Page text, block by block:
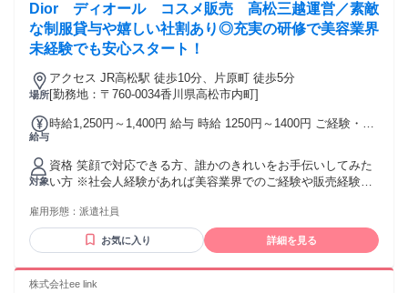
Dior ディオール コスメ販売 高松三越運営／素敵
な制服貸与や嬉しい社割あり◎充実の研修で美容業界
未経験でも安心スタート！
場所
アクセス JR高松駅 徒歩10分、片原町 徒歩5分
[勤務地：〒760-0034香川県高松市内町]
給与
時給1,250円～1,400円 給与 時給 1250円～1400円 ご経験・ス
受け取れます（※上限、条件あり） 交通費：通勤交通費全額
支給
対象
資格 笑顔で対応できる方、誰かのきれいをお手伝いしてみた
い方 ※社会人経験があれば美容業界でのご経験や販売経験は
雇用形態： 派遣社員
お気に入り 詳細を見る
株式会社ee link